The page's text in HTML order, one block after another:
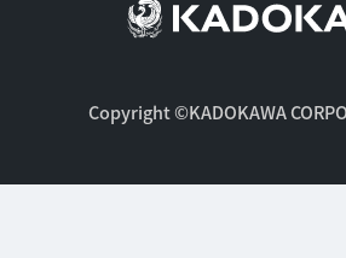
Copyright ©KADOKAWA